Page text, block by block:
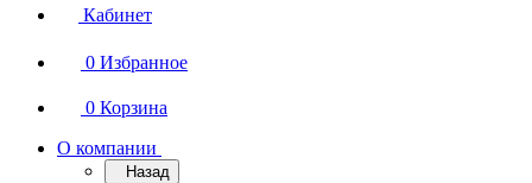
Кабинет
0 Избранное
0 Корзина
О компании
Назад